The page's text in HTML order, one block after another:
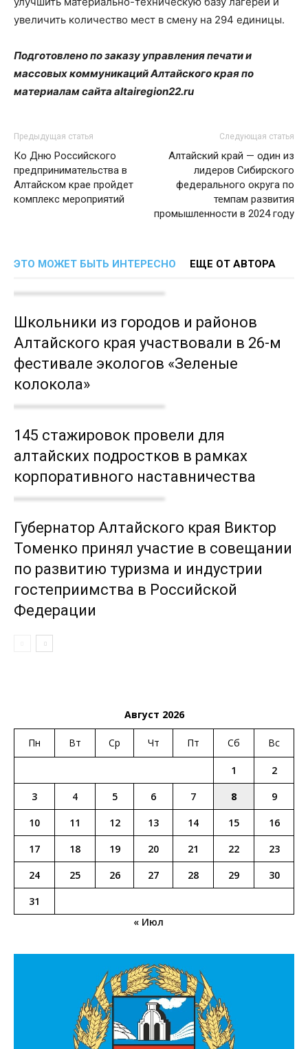
увеличить количество мест в смену на 294 единицы.
Подготовлено по заказу управления печати и
массовых коммуникаций Алтайского края по
материалам сайта altairegion22.ru
Предыдущая статья
Ко Дню Российского
предпринимательства в
Алтайском крае пройдет
комплекс мероприятий
Следующая статья
Алтайский край — один из
лидеров Сибирского
федерального округа по
темпам развития
промышленности в 2024 году
ЭТО МОЖЕТ БЫТЬ ИНТЕРЕСНО ЕЩЕ ОТ АВТОРА
Школьники из городов и районов
Алтайского края участвовали в 26-м
фестивале экологов «Зеленые
колокола»
145 стажировок провели для
алтайских подростков в рамках
корпоративного наставничества
Губернатор Алтайского края Виктор
Томенко принял участие в совещании
по развитию туризма и индустрии
гостеприимства в Российской
Федерации
Август 2026
Пн Вт Ср Чт Пт Сб Вс
1
2
3
4 5 6 7 8
9
10
11 12 13 14 15
16
17
18 19 20 21 22
23
24
25 26 27 28 29
30
31
« Июл